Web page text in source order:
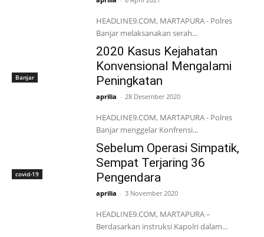
HEADLINE9.COM, MARTAPURA - Polres
Banjar melaksanakan serah...
Banjar
2020 Kasus Kejahatan
Konvensional Mengalami
Peningkatan
aprilia - 28 Desember 2020
HEADLINE9.COM, MARTAPURA - Polres
Banjar menggelar Konfrensi...
covid-19
Sebelum Operasi Simpatik,
Sempat Terjaring 36
Pengendara
aprilia - 3 November 2020
HEADLINE9.COM, MARTAPURA –
Berdasarkan instruksi Kapolri dalam...